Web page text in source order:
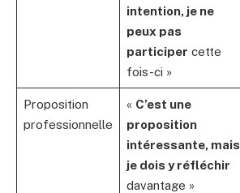
intention, je ne
peux pas
participer cette
fois-ci »
Proposition
professionnelle
« C’est une
proposition
intéressante, mais
je dois y réfléchir
davantage »